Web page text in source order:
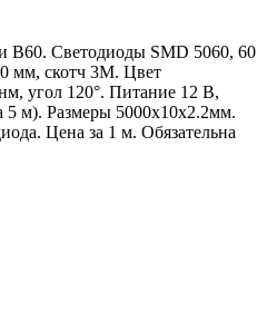
B60. Светодиоды SMD 5060, 60
мм, скотч 3M. Цвет
угол 120°. Питание 12 В,
м). Размеры 5000x10x2.2мм.
Цена за 1 м. Обязательна